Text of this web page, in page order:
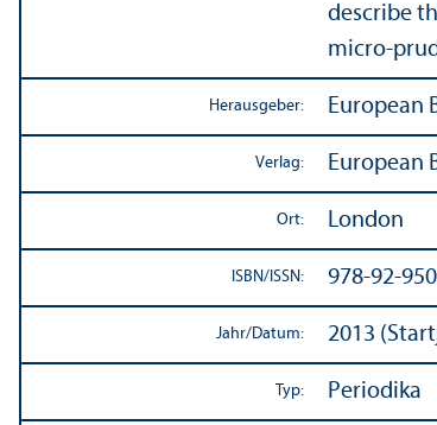
describe
micro-
Herausgeber: European
Verlag: European
Ort: London
ISBN/ ISSN: 978-92-
Jahr/Datum: 2013
Typ: Periodika